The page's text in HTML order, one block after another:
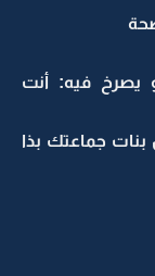
فيه: أنت
جماعتك بذا